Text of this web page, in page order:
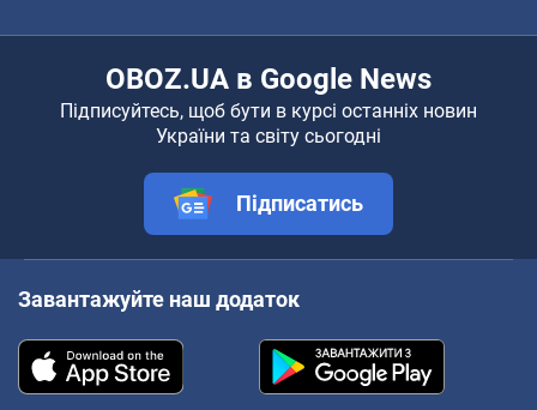
OBOZ.UA в Google News
Підписуйтесь, щоб бути в курсі останніх новин
України та світу сьогодні
Підписатись
Завантажуйте наш додаток